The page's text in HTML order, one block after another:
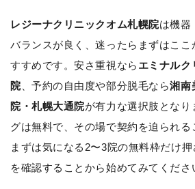
レジーナクリニックオム札幌院は機器
バランスが良く、迷ったらまずはここ
すすめです。安さ重視なら エミナルク
院、予約の自由度や部分脱毛なら湘南
院・札幌大通院が有力な選択肢となり
グは無料で、その場で契約を迫られる
まずは気になる2〜3院の無料枠だけ
を確認することから始めてみてくださ